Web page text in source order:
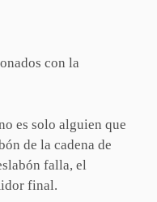
con la
es solo alguien que
de la cadena de
falla, el
final.